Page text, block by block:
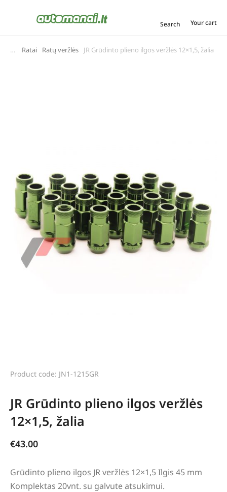
Search Your cart
You are here:
Ratai Ratų veržlės JR Grūdinto plieno ilgos veržlės 12×1,5, žalia
Product code: JN1-1215GR
JR Grūdinto plieno ilgos veržlės
12×1,5, žalia
€43.00
Grūdinto plieno ilgos JR veržlės 12×1,5 Ilgis 45 mm
Komplektas 20vnt. su galvute atsukimui.